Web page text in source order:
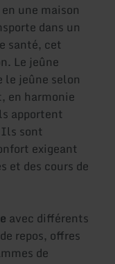
une maison
dans un
santé, cet
Le jeûne
jeûne selon
en harmonie
apportent
sont
exigeant
et des cours de
avec différents
repos, offres
de